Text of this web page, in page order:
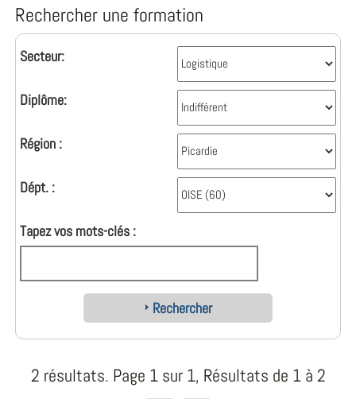
Rechercher une formation
Secteur:
Diplôme:
Région :
Dépt. :
Tapez vos mots-clés :
Rechercher
2 résultats. Page 1 sur 1, Résultats de 1 à 2